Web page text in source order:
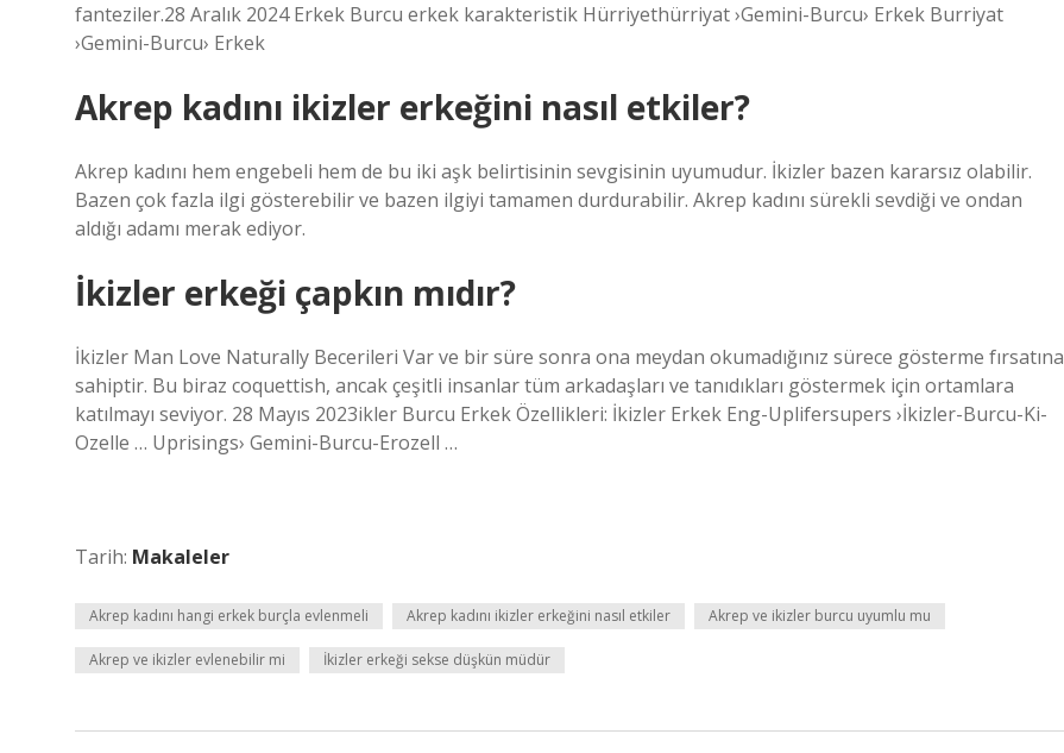
fanteziler.28 Aralık 2024 Erkek Burcu erkek karakteristik Hürriyethürriyat ›Gemini-Burcu› Erkek Burriyat
›Gemini-Burcu› Erkek
Akrep kadını ikizler erkeğini nasıl etkiler?
Akrep kadını hem engebeli hem de bu iki aşk belirtisinin sevgisinin uyumudur. İkizler bazen kararsız olabilir.
Bazen çok fazla ilgi gösterebilir ve bazen ilgiyi tamamen durdurabilir. Akrep kadını sürekli sevdiği ve ondan
aldığı adamı merak ediyor.
İkizler erkeği çapkın mıdır?
İkizler Man Love Naturally Becerileri Var ve bir süre sonra ona meydan okumadığınız sürece gösterme fırsatına
sahiptir. Bu biraz coquettish, ancak çeşitli insanlar tüm arkadaşları ve tanıdıkları göstermek için ortamlara
katılmayı seviyor. 28 Mayıs 2023ikler Burcu Erkek Özellikleri: İkizler Erkek Eng-Uplifersupers ›İkizler-Burcu-Ki-
Ozelle … Uprisings› Gemini-Burcu-Erozell …
Tarih: Makaleler
Akrep kadını hangi erkek burçla evlenmeli Akrep kadını ikizler erkeğini nasıl etkiler Akrep ve ikizler burcu uyumlu mu
Akrep ve ikizler evlenebilir mi İkizler erkeği sekse düşkün müdür